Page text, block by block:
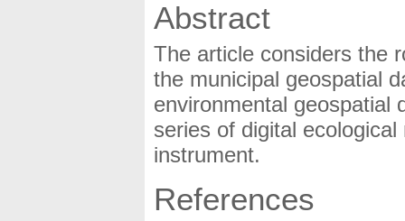
Abstract
The article considers the
the municipal geospatial
environmental geospatial
series of digital
instrument.
References